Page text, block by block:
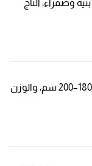
وصفراء، التاج
الطول بين 100–110 سم، وباع الجناحين حوالي 180–200 سم، والوزن